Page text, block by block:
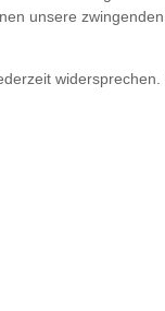
unsere